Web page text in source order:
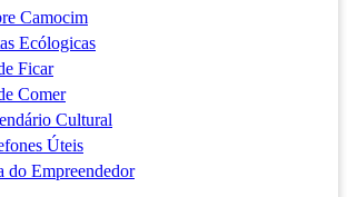
Camocim
Ecólogicas
Ficar
Comer
Cultural
Úteis
do Empreendedor